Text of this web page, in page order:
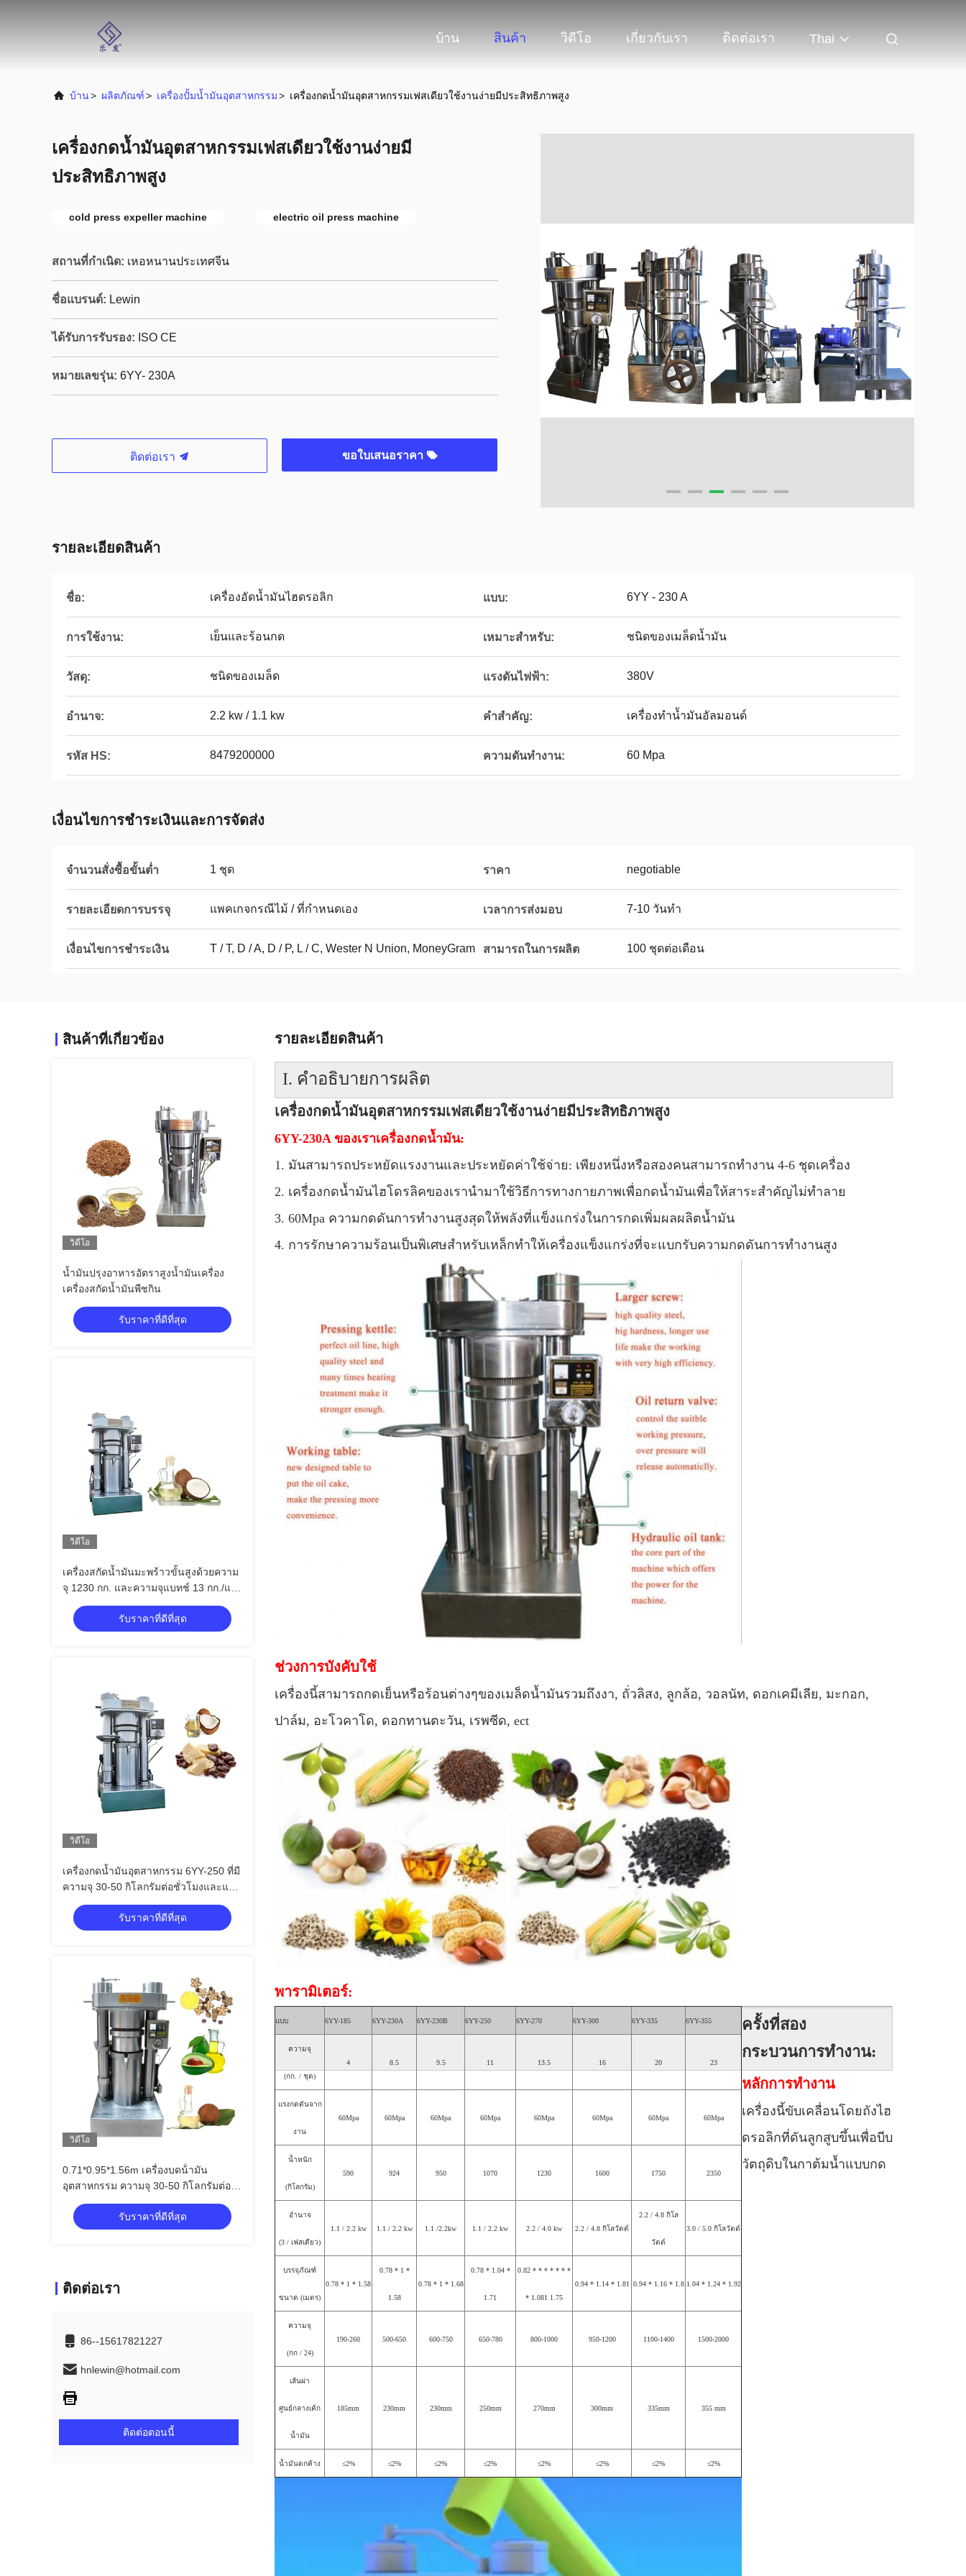
บ้าน สินค้า วิดีโอ เกี่ยวกับเรา ติดต่อเรา Thai
บ้าน> ผลิตภัณฑ์> เครื่องปั้มน้ำมันอุตสาหกรรม> เครื่องกดน้ำมันอุตสาหกรรมเฟสเดียวใช้งานง่ายมีประสิทธิภาพสูง
เครื่องกดน้ำมันอุตสาหกรรมเฟสเดียวใช้งานง่ายมี
ประสิทธิภาพสูง
cold press expeller machine electric oil press machine
สถานที่กำเนิด: เหอหนานประเทศจีน
ชื่อแบรนด์: Lewin
ได้รับการรับรอง: ISO CE
หมายเลขรุ่น: 6YY- 230A
ติดต่อเรา ขอใบเสนอราคา
รายละเอียดสินค้า
ชื่อ: เครื่องอัดน้ำมันไฮดรอลิก แบบ: 6YY - 230 A
การใช้งาน: เย็นและร้อนกด เหมาะสำหรับ: ชนิดของเมล็ดน้ำมัน
วัสดุ: ชนิดของเมล็ด แรงดันไฟฟ้า: 380V
อำนาจ: 2.2 kw / 1.1 kw คำสำคัญ: เครื่องทำน้ำมันอัลมอนด์
รหัส HS: 8479200000 ความดันทำงาน: 60 Mpa
เงื่อนไขการชำระเงินและการจัดส่ง
จำนวนสั่งซื้อขั้นต่ำ 1 ชุด ราคา negotiable
รายละเอียดการบรรจุ แพคเกจกรณีไม้ / ที่กำหนดเอง เวลาการส่งมอบ 7-10 วันทำ
เงื่อนไขการชำระเงิน T / T, D / A, D / P, L / C, Wester N Union, MoneyGram สามารถในการผลิต 100 ชุดต่อเดือน
สินค้าที่เกี่ยวข้อง
วิดีโอ
น้ำมันปรุงอาหารอัตราสูงน้ำมันเครื่อง
เครื่องสกัดน้ำมันพืชกิน
รับราคาที่ดีที่สุด
วิดีโอ
เครื่องสกัดน้ำมันมะพร้าวขั้นสูงด้วยความ
จุ 1230 กก. และความจุแบทช์ 13 กก./แบ
รับราคาที่ดีที่สุด
วิดีโอ
เครื่องกดน้ำมันอุตสาหกรรม 6YY-250 ที่มี
ความจุ 30-50 กิโลกรัมต่อชั่วโมงและแรง
ดันไฟฟ้าเฟสเดียว / 3 เฟส
รับราคาที่ดีที่สุด
วิดีโอ
0.71*0.95*1.56m เครื่องบดน้ํามัน
อุตสาหกรรม ความจุ 30-50 กิโลกรัมต่อ
ชั่วโมง ส่วนที่ใช้ไม่มาก
รับราคาที่ดีที่สุด
ติดต่อเรา
86--15617821227
hnlewin@hotmail.com
ติดต่อตอนนี้
รายละเอียดสินค้า
I. คำอธิบายการผลิต
เครื่องกดน้ำมันอุตสาหกรรมเฟสเดียวใช้งานง่ายมีประสิทธิภาพสูง
6YY-230A ของเราเครื่องกดน้ำมัน:
1. มันสามารถประหยัดแรงงานและประหยัดค่าใช้จ่าย: เพียงหนึ่งหรือสองคนสามารถทำงาน 4-6 ชุดเครื่อง
2. เครื่องกดน้ำมันไฮโดรลิคของเรานำมาใช้วิธีการทางกายภาพเพื่อกดน้ำมันเพื่อให้สาระสำคัญไม่ทำลาย
3. 60Mpa ความกดดันการทำงานสูงสุดให้พลังที่แข็งแกร่งในการกดเพิ่มผลผลิตน้ำมัน
4. การรักษาความร้อนเป็นพิเศษสำหรับเหล็กทำให้เครื่องแข็งแกร่งที่จะแบกรับความกดดันการทำงานสูง
ช่วงการบังคับใช้
เครื่องนี้สามารถกดเย็นหรือร้อนต่างๆของเมล็ดน้ำมันรวมถึงงา, ถั่วลิสง, ลูกล้อ, วอลนัท, ดอกเคมีเลีย, มะกอก,
ปาล์ม, อะโวคาโด, ดอกทานตะวัน, เรพซีด, ect
พารามิเตอร์:
แบบ 6YY-185 6YY-230A 6YY-230B 6YY-250 6YY-270 6YY-300 6YY-335 6YY-355
ความจุ
(กก. / ชุด)
4 8.5 9.5 11 13.5 16 20 23
แรงกดดันจาก
งาน
60Mpa 60Mpa 60Mpa 60Mpa 60Mpa 60Mpa 60Mpa 60Mpa
น้ำหนัก
(กิโลกรัม)
590 924 950 1070 1230 1600 1750 2350
อำนาจ
(3 / เฟสเดียว)
1.1 / 2.2 kw 1.1 / 2.2 kw 1.1 /2.2kw 1.1 / 2.2 kw 2.2 / 4.0 kw 2.2 / 4.8 กิโลวัตต์
2.2 / 4.8 กิโล
วัตต์
3.0 / 5.0 กิโลวัตต์
บรรจุภัณฑ์
ขนาด (เมตร)
0.78 * 1 * 1.58
0.78 * 1 *
1.58
0.78 * 1 * 1.68
0.78 * 1.04 *
1.71
0.82 * * * * * * *
* 1.081 1.75
0.94 * 1.14 * 1.81 0.94 * 1.16 * 1.8 1.04 * 1.24 * 1.92
ความจุ
(กก / 24)
190-260 500-650 600-750 650-780 800-1000 950-1200 1100-1400 1500-2000
เส้นผ่า
ศูนย์กลางเค้ก
น้ำมัน
185mm 230mm 230mm 250mm 270mm 300mm 335mm 355 mm
น้ำมันตกค้าง ≤2% ≤2% ≤2% ≤2% ≤2% ≤2% ≤2% ≤2%
ครั้งที่สอง
กระบวนการทำงาน:
หลักการทำงาน
เครื่องนี้ขับเคลื่อนโดยถังไฮ
ดรอลิกที่ดันลูกสูบขึ้นเพื่อบีบ
วัตถุดิบในกาต้มน้ำแบบกด